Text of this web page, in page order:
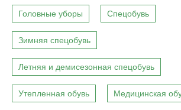
Головные уборы Спецобувь
Зимняя спецобувь
Летняя и демисезонная спецобувь
Утепленная обувь Медицинская